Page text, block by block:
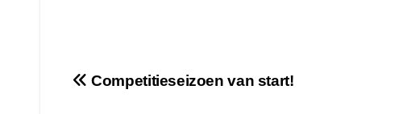
Bericht
Competitieseizoen van start!